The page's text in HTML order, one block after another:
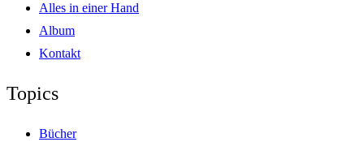
Alles in einer Hand
Album
Kontakt
Topics
Bücher